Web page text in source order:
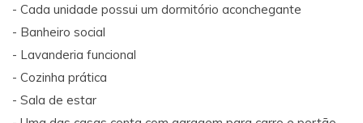
- Cada unidade possui um dormitório aconchegante
- Banheiro social
- Lavanderia funcional
- Cozinha prática
- Sala de estar